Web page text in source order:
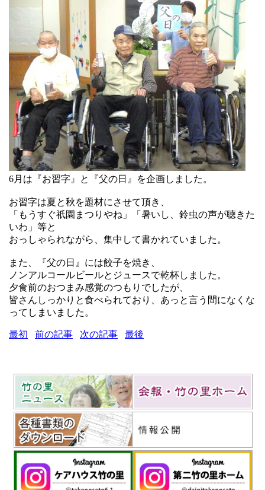
6月は『お習字』と『父の日』を企画しました。
お習字は夏と秋を題材にさせて頂き、
「もうすぐ祇園まつりやね」「暑いし、鈴虫の声が聴きた
いわ」等と
おっしゃられながら、集中して書かれていました。
また、『父の日』には餃子を焼き、
ノンアルコールビールとジュースで乾杯しました。
夕食前のおつまみ感覚のつもりでしたが、
皆さんしっかりと食べられており、あっと言う間になくな
ってしまいました。
最初 前の記事 次の記事 最後